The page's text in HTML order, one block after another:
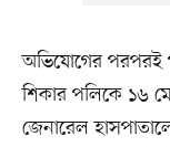
অভিযোগের পরপরই
শিকার পলিকে ১৬
জেনারেল